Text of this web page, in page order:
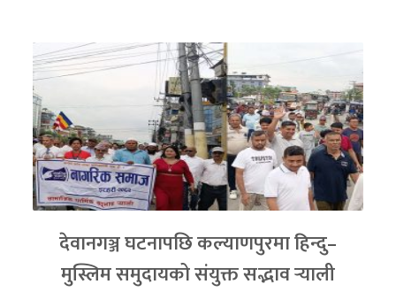
देवानगञ्ज घटनापछि कल्याणपुरमा हिन्दु–
मुस्लिम समुदायको संयुक्त सद्भाव र्‍याली